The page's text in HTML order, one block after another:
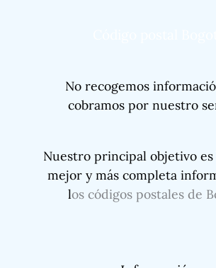
No recogemos
cobramos por nuestro
Nuestro principal objetivo
mejor y más completa
los códigos postales de